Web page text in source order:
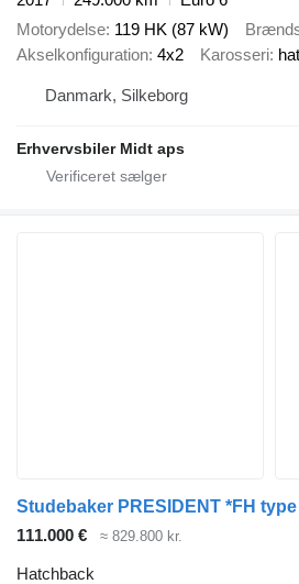
Motorydelse 119 HK (87 kW)
Akselkonfiguration 4x2 Karosseri
Danmark, Silkeborg
Erhvervsbiler Midt aps
Studebaker PRESIDENT *FH
111.000 €
≈ 829.800 kr.
Hatchback